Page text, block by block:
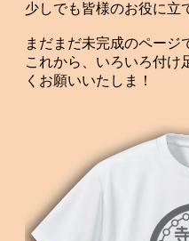
少しでも皆様のお役に立
まだまだ未完成のページ
これから、いろいろ付け
くお願いいたしま！